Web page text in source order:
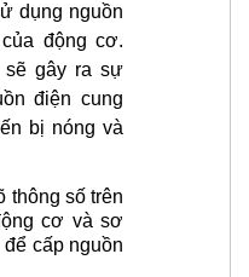
dụng nguồn
động cơ.
sẽ gây ra sự
điện cung
bị nóng và
thông số trên
cơ và sơ
cấp nguồn